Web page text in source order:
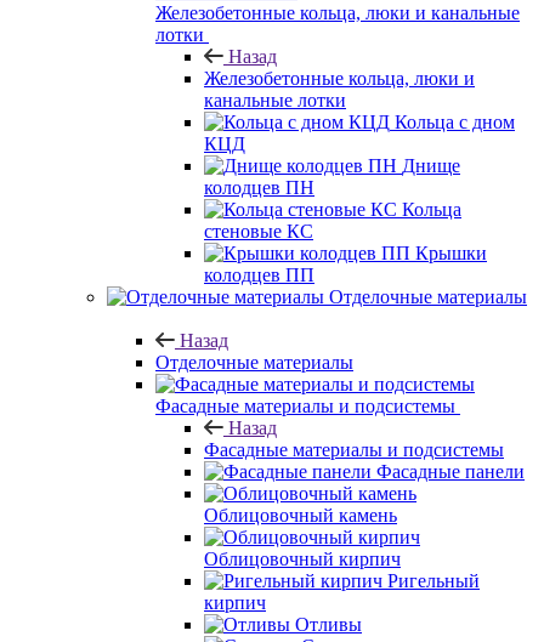
Железобетонные кольца, люки и канальные
лотки
Назад
Железобетонные кольца, люки и
канальные лотки
Кольца с дном
КЦД
Днище
колодцев ПН
Кольца
стеновые КС
Крышки
колодцев ПП
Отделочные материалы
Назад
Отделочные материалы
Фасадные материалы и подсистемы
Назад
Фасадные материалы и подсистемы
Фасадные панели
Облицовочный камень
Облицовочный кирпич
Ригельный
кирпич
Отливы